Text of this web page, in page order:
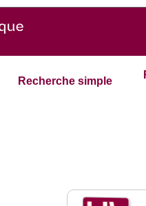
Recherche simple